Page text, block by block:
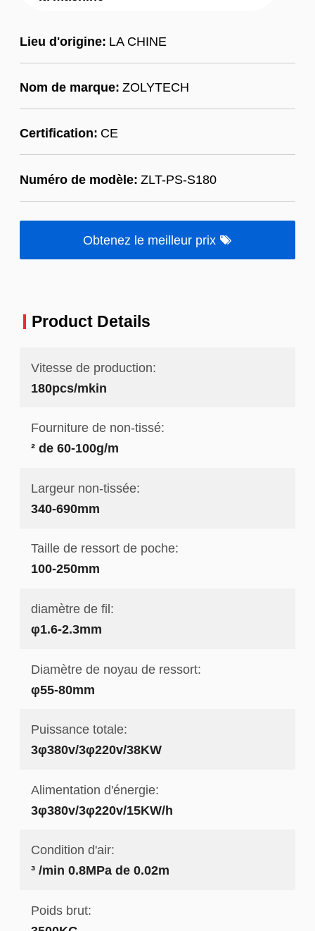
Lieu d'origine: LA CHINE
Nom de marque: ZOLYTECH
Certification: CE
Numéro de modèle: ZLT-PS-S180
Obtenez le meilleur prix
Product Details
Vitesse de production:
180pcs/mkin
Fourniture de non-tissé:
² de 60-100g/m
Largeur non-tissée:
340-690mm
Taille de ressort de poche:
100-250mm
diamètre de fil:
φ1.6-2.3mm
Diamètre de noyau de ressort:
φ55-80mm
Puissance totale:
3φ380v/3φ220v/38KW
Alimentation d'énergie:
3φ380v/3φ220v/15KW/h
Condition d'air:
³ /min 0.8MPa de 0.02m
Poids brut: